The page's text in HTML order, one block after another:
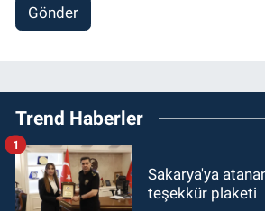
Gönder
Trend Haberler
Sakarya'ya
teşekkür plaketi
1